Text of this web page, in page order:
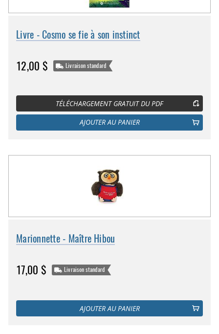
Livre - Cosmo se fie à son instinct
12,00 $ Livraison standard
TÉLÉCHARGEMENT GRATUIT DU PDF
AJOUTER AU PANIER
Marionnette - Maître Hibou
17,00 $ Livraison standard
AJOUTER AU PANIER